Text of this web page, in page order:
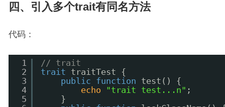
四、引入多个trait有同名方法
代码：
1
2
3
4
5
// trait
trait
traitTest {
public
function
test() {
echo
"trait test...n" ;
}